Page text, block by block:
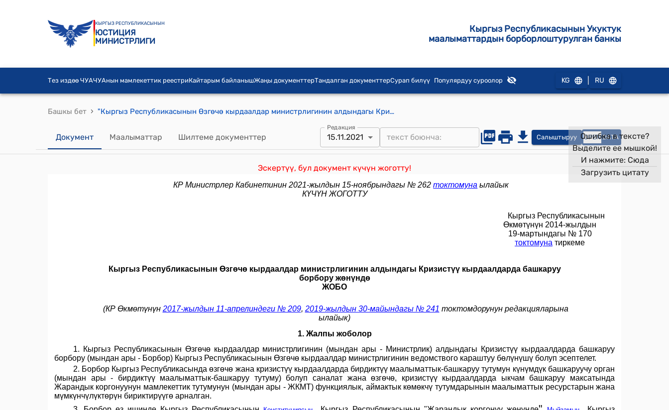
КЫРГЫЗ РЕСПУБЛИКАСЫНЫН
ЮСТИЦИЯ
МИНИСТРЛИГИ
Кыргыз Республикасынын Укуктук
маалыматтардын борборлоштурулган банкы
Тез издөө ЧУАЧУАнын мамлекеттик реестриКайтарым байланышЖаңы документтерТандалган документтерСурап билүү Популярдуу суроолор KG RU
Башкы бет › "Кыргыз Республикасынын Өзгөчө кырдаалдар министрлигинин алдындагы Кризистүү кырдаалдарда башкаруу борбору жөнүндө жобо" (Кыргыз Республикасынын Өкмөтүнүн 2014-жылдын 19-мартындагы № 170 токтомуна тиркеме)
Документ Маалыматтар Шилтеме документтер
Редакция
15.11.2021 Салыштыруу OPEN DATA
Эскертүү, бул документ күчүн жоготту!
Ошибка в тексте?
Выделите ее мышкой!
И нажмите: Сюда
Загрузить цитату